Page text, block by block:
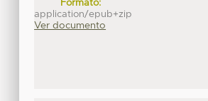
Formato:
application/epub+zip
Ver documento